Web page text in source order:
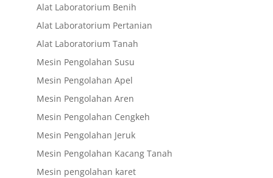
Alat Laboratorium Benih
Alat Laboratorium Pertanian
Alat Laboratorium Tanah
Mesin Pengolahan Susu
Mesin Pengolahan Apel
Mesin Pengolahan Aren
Mesin Pengolahan Cengkeh
Mesin Pengolahan Jeruk
Mesin Pengolahan Kacang Tanah
Mesin pengolahan karet